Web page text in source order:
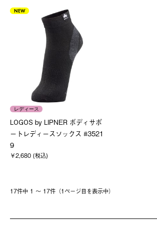
NEW
レディース
LOGOS by LIPNER ボディサポ
ートレディースソックス #3521
9
￥2,680 (税込)
17件中 1 〜 17件（1ページ⽬を表⽰中）